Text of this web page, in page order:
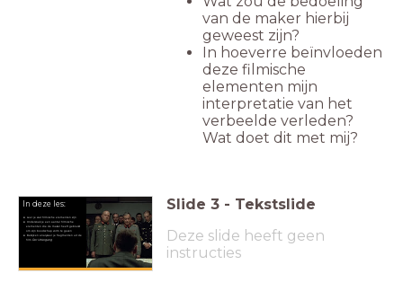
van de maker hierbij
geweest zijn?
In hoeverre beïnvloeden
deze filmische
elementen mijn
interpretatie van het
verbeelde verleden?
Wat doet dit met mij?
In deze les:
Leer je wat filmische elementen zijn
Onderzoek je een aantal filmische
elementen die de maker heeft gebruikt
om zijn boodschap vorm te geven
Bekijk en analyseer je fragmenten uit de
filmDer Untergang
Slide 3 - Tekstslide
Deze slide heeft geen
instructies